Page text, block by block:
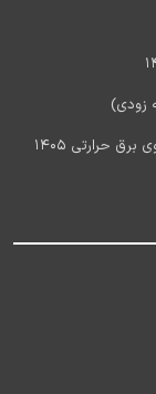
آخرین اخبار استخدام شرکت مادر تخصصی تولید نیروی برق حرارتی 1405